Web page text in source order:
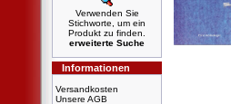
Verwenden Sie
Stichworte, um ein
Produkt zu finden.
erweiterte Suche
Informationen
Versandkosten
Unsere AGB